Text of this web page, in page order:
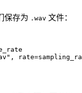
保存为 .wav 文件：